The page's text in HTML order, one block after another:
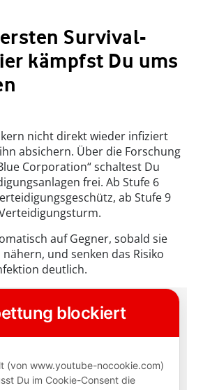
Survival-
kämpfst Du ums
nicht direkt wieder infiziert
absichern. Über die Forschung
Corporation“ schaltest Du
frei. Ab Stufe 6
ab Stufe 9
auf Gegner, sobald sie
und senken das Risiko
deutlich.